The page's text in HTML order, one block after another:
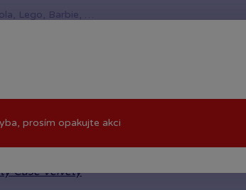
Case Velvety
prosím opakujte akci